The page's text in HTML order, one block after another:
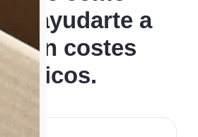
ayudarte a
en costes